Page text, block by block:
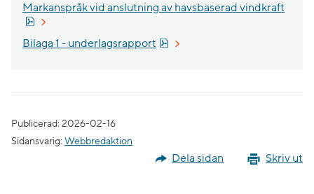
Markanspråk vid anslutning av havsbaserad vindkraft
Pdf, 1.8 MB.
Bilaga 1 - underlagsrapport
Pdf, 2.6 MB.
Publicerad: 2026-02-16
Sidansvarig: Webbredaktion
Skriv ut
Dela sidan